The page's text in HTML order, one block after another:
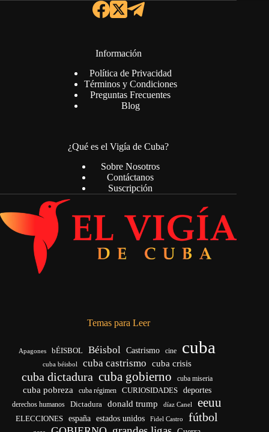
Información
Política de Privacidad
Términos y Condiciones
Preguntas Frecuentes
Blog
¿Qué es el Vigía de Cuba?
Sobre Nosotros
Contáctanos
Suscripción
Temas para Leer
Apagones bÉISBOL Béisbol Castrismo cine cuba
cuba béisbol cuba castrismo cuba crisis
cuba dictadura cuba gobierno cuba miseria
cuba pobreza cuba régimen CURIOSIDADES deportes
derechos humanos Dictadura donald trump díaz Canel eeuu
ELECCIONES españa estados unidos Fidel Castro fútbol